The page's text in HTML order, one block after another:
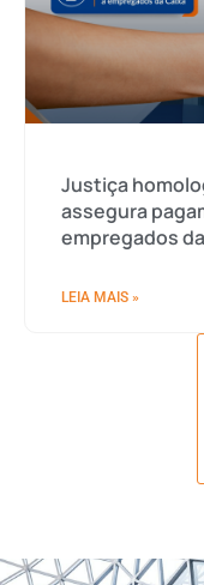
Justiça
assegura
empregados
LEIA MAIS »